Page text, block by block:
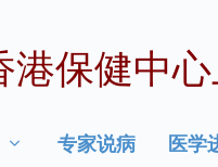
港保健中
专家说病 医学